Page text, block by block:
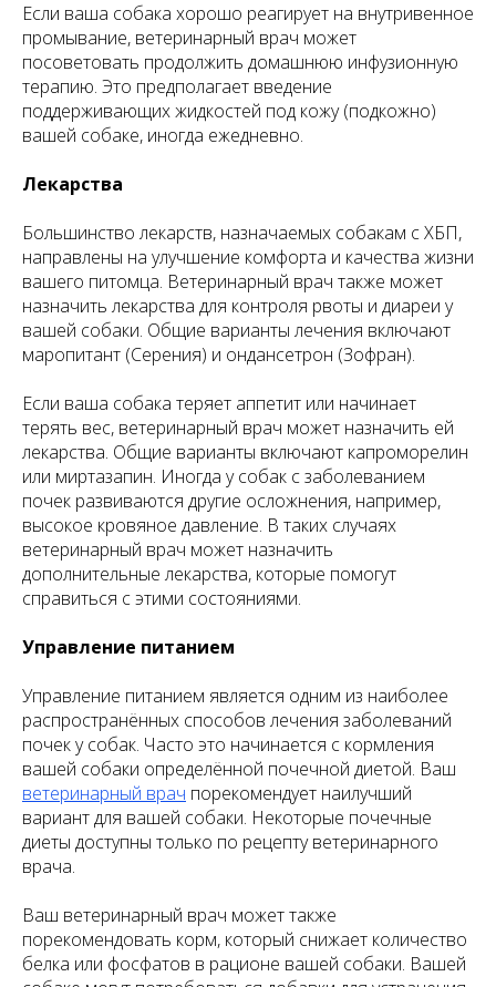
Если ваша собака хорошо реагирует на внутривенное
промывание, ветеринарный врач может
посоветовать продолжить домашнюю инфузионную
терапию. Это предполагает введение
поддерживающих жидкостей под кожу (подкожно)
вашей собаке, иногда ежедневно.
Лекарства
Большинство лекарств, назначаемых собакам с ХБП,
направлены на улучшение комфорта и качества жизни
вашего питомца. Ветеринарный врач также может
назначить лекарства для контроля рвоты и диареи у
вашей собаки. Общие варианты лечения включают
маропитант (Серения) и ондансетрон (Зофран).
Если ваша собака теряет аппетит или начинает
терять вес, ветеринарный врач может назначить ей
лекарства. Общие варианты включают капроморелин
или миртазапин. Иногда у собак с заболеванием
почек развиваются другие осложнения, например,
высокое кровяное давление. В таких случаях
ветеринарный врач может назначить
дополнительные лекарства, которые помогут
справиться с этими состояниями.
Управление питанием
Управление питанием является одним из наиболее
распространённых способов лечения заболеваний
почек у собак. Часто это начинается с кормления
вашей собаки определённой почечной диетой. Ваш
ветеринарный врач порекомендует наилучший
вариант для вашей собаки. Некоторые почечные
диеты доступны только по рецепту ветеринарного
врача.
Ваш ветеринарный врач может также
порекомендовать корм, который снижает количество
белка или фосфатов в рационе вашей собаки. Вашей